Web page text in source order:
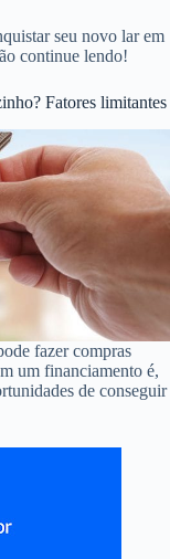
seu novo lar em
continue lendo!
Fatores limitantes
fazer compras
um financiamento é,
de conseguir